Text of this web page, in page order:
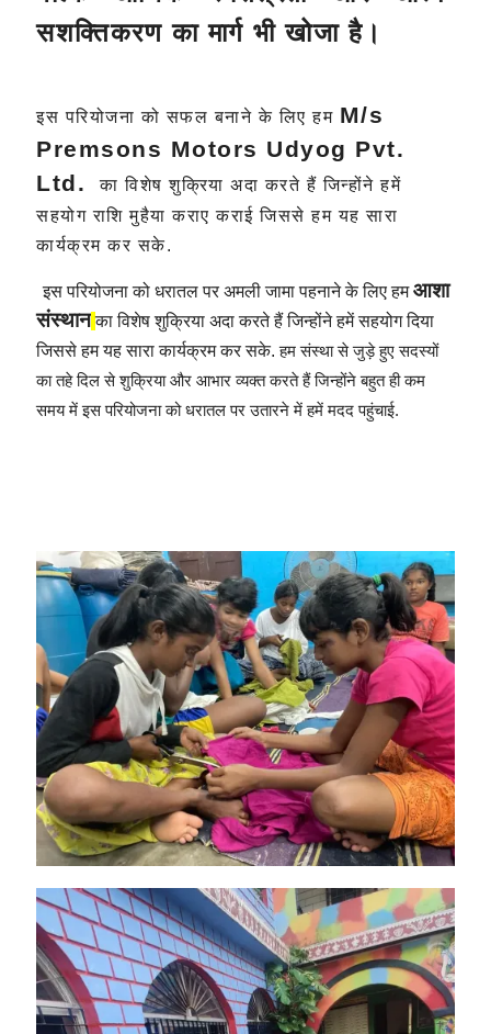
सशक्तिकरण का मार्ग भी खोजा है।
इस परियोजना को सफल बनाने के लिए हम M/s
Premsons Motors Udyog Pvt.
Ltd.
का विशेष शुक्रिया अदा करते हैं जिन्होंने हमें
सहयोग राशि मुहैया कराए कराई जिससे हम यह सारा
कार्यक्रम कर सके.
इस परियोजना को धरातल पर अमली जामा पहनाने के लिए हम आशा
संस्थान का विशेष शुक्रिया अदा करते हैं जिन्होंने हमें सहयोग दिया
जिससे हम यह सारा कार्यक्रम कर सके.हम संस्था से जुड़े हुए सदस्यों
का तहे दिल से शुक्रिया और आभार व्यक्त करते हैं जिन्होंने बहुत ही कम
समय में इस परियोजना को धरातल पर उतारने में हमें मदद पहुंचाई.